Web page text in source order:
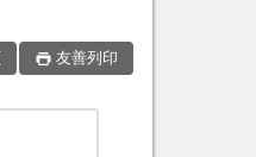
友善列印